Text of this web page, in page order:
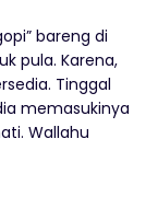
bareng di
pula. Karena,
Tinggal
memasukinya
Wallahu